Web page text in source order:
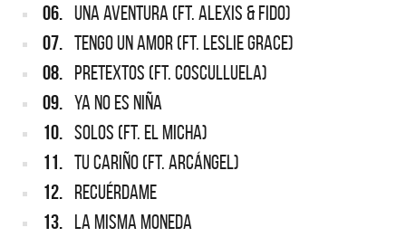
06. UNA AVENTURA (FT. ALEXIS & FIDO)
07. TENGO UN AMOR (FT. LESLIE GRACE)
08. PRETEXTOS (FT. COSCULLUELA)
09. YA NO ES NIÑA
10. SOLOS (FT. EL MICHA)
11. TU CARIÑO (FT. ARCÁNGEL)
12. RECUÉRDAME
13. LA MISMA MONEDA